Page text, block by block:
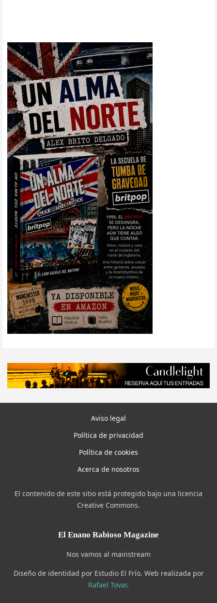
Aviso legal
Política de privacidad
Política de cookies
Acerca de nosotros
El contenido de este sitio está protegido bajo una licencia
Creative Commons.
El Enano Rabioso Magazine
Nos vamos al mainstream
Diseño de identidad por Estudio El Frío. Web realizada por
Rafael Tovar.